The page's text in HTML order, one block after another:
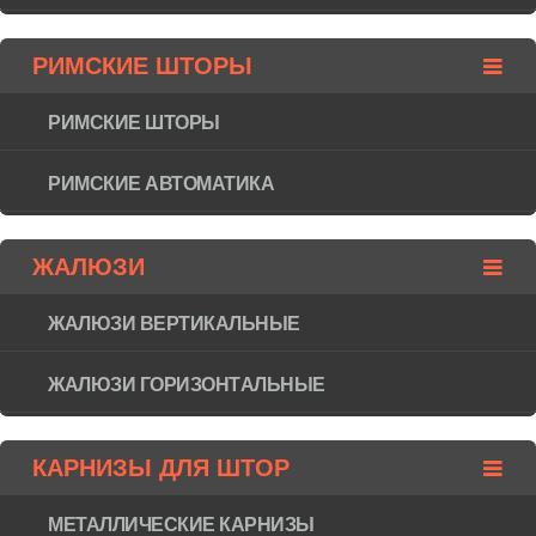
РИМСКИЕ ШТОРЫ
РИМСКИЕ ШТОРЫ
РИМСКИЕ АВТОМАТИКА
ЖАЛЮЗИ
ЖАЛЮЗИ ВЕРТИКАЛЬНЫЕ
ЖАЛЮЗИ ГОРИЗОНТAЛЬНЫЕ
КАРНИЗЫ ДЛЯ ШТОР
МЕТАЛЛИЧЕСКИЕ КАРНИЗЫ